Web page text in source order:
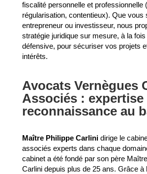
fiscalité personnelle et professionnelle
régularisation, contentieux). Que vous
entrepreneur ou investisseur, nous
stratégie juridique sur mesure, à la
défensive, pour sécuriser vos projets
intérêts.
Avocats Vernègues
Associés : expertise
reconnaissance au
Maître Philippe Carlinidirige le
associés experts dans chaque
cabinet a été fondé par son père
Carlini depuis plus de 25 ans. Grâce à